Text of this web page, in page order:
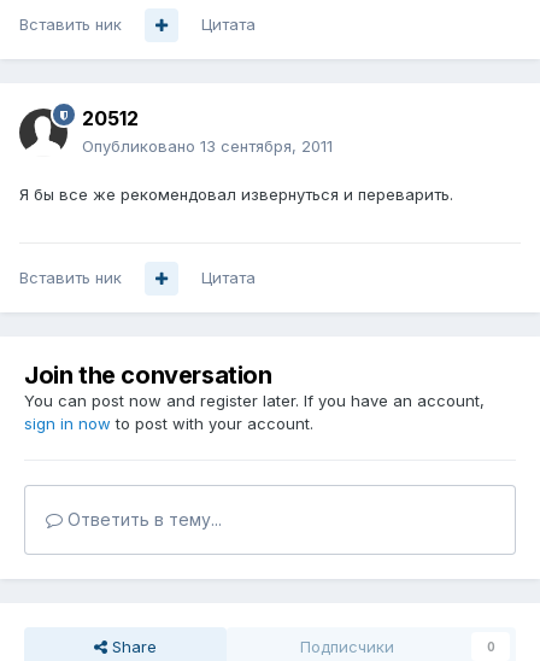
Вставить ник Цитата
20512
Опубликовано 13 сентября, 2011
Я бы все же рекомендовал извернуться и переварить.
Вставить ник Цитата
Join the conversation
You can post now and register later. If you have an account,
sign in now to post with your account.
Ответить в тему...
Share Подписчики 0